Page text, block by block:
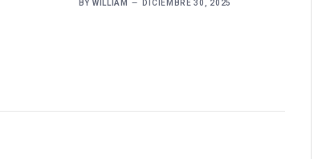
BY WILLIAM DICIEMBRE 30, 2025